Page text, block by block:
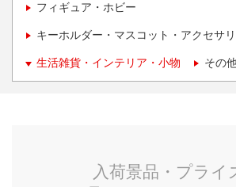
フィギュア・ホビー
キーホルダー・マスコット・アクセサ
生活雑貨・インテリア・小物 その